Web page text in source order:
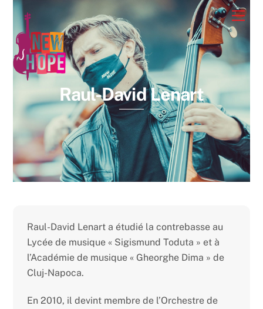
Skip
content
Raul-David Lenart
Raul-David Lenart a étudié la contrebasse au
Lycée de musique « Sigismund Toduta » et à
l’Académie de musique « Gheorghe Dima » de
Cluj-Napoca.
En 2010, il devint membre de l’Orchestre de